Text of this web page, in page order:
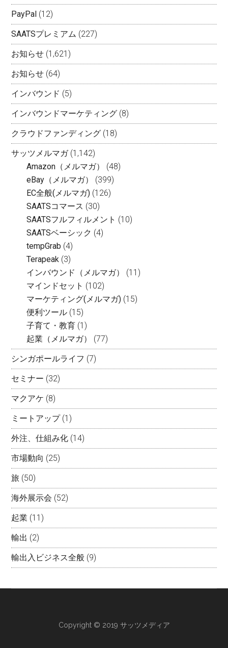
PayPal (12)
SAATSプレミアム (227)
お知らせ (1,621)
お知らせ (64)
インバウンド (5)
インバウンドマーケティング (8)
クラウドファンディング (18)
サッツメルマガ(1,142)
Amazon（メルマガ）
(48)
eBay（メルマガ）
(399)
EC全般(メルマガ) (126)
SAATSコマース (30)
SAATSフルフィルメント (10)
SAATSベーシック (4)
tempGrab (4)
Terapeak (3)
インバウンド（メルマガ）
(11)
マインドセット (102)
マーケティング(メルマガ) (15)
便利ツール (15)
子育て・教育 (1)
起業（メルマガ）
(77)
シンガポールライフ (7)
セミナー (32)
マクアケ (8)
ミートアップ(1)
外注、仕組み化 (14)
市場動向 (25)
旅 (50)
海外展示会 (52)
起業 (11)
輸出 (2)
輸出入ビジネス全般 (9)
Copyright © 2019 サッツメディア